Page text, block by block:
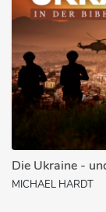
Die Ukraine -
MICHAEL HARDT